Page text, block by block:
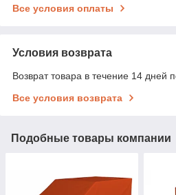
Все условия оплаты
Условия возврата
Возврат товара в течение 14 дней
Все условия возврата
Подобные товары компании